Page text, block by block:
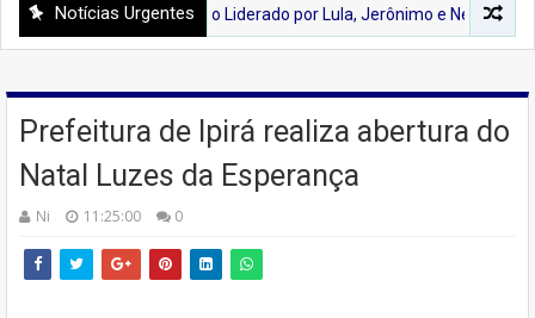
Notícias Urgentes
Projeto Liderado por Lula, Jerônimo e Neusa Cadore
Prefeitura de Ipirá realiza abertura do
Natal Luzes da Esperança
Ni 11:25:00 0